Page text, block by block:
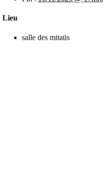
Lieu
salle des mitaüs